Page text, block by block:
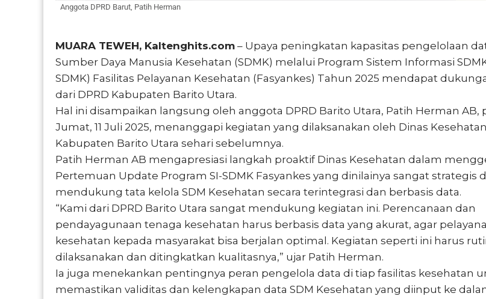
Anggota DPRD Barut, Patih Herman
MUARA TEWEH, Kaltenghits.com – Upaya peningkatan kapasitas pengelolaan
Sumber Daya Manusia Kesehatan (SDMK) melalui Program Sistem Informasi
SDMK) Fasilitas Pelayanan Kesehatan (Fasyankes) Tahun 2025 mendapat
dari DPRD Kabupaten Barito Utara.
Hal ini disampaikan langsung oleh anggota DPRD Barito Utara, Patih Herman AB,
Jumat, 11 Juli 2025, menanggapi kegiatan yang dilaksanakan oleh Dinas Kesehatan
Kabupaten Barito Utara sehari sebelumnya.
Patih Herman AB mengapresiasi langkah proaktif Dinas Kesehatan dalam
Pertemuan Update Program SI-SDMK Fasyankes yang dinilainya sangat strategis
mendukung tata kelola SDM Kesehatan secara terintegrasi dan berbasis data.
“Kami dari DPRD Barito Utara sangat mendukung kegiatan ini. Perencanaan dan
pendayagunaan tenaga kesehatan harus berbasis data yang akurat, agar
kesehatan kepada masyarakat bisa berjalan optimal. Kegiatan seperti ini harus
dilaksanakan dan ditingkatkan kualitasnya,” ujar Patih Herman.
Ia juga menekankan pentingnya peran pengelola data di tiap fasilitas kesehatan
memastikan validitas dan kelengkapan data SDM Kesehatan yang diinput ke